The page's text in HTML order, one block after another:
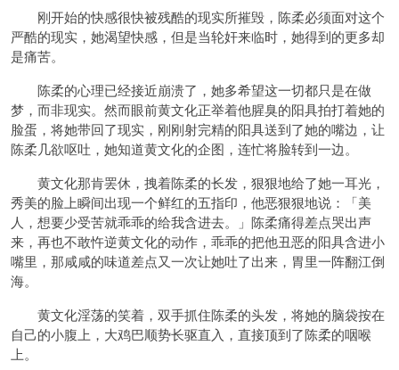
刚开始的快感很快被残酷的现实所摧毁，陈柔必须面对这个
严酷的现实，她渴望快感，但是当轮奸来临时，她得到的更多却
是痛苦。
陈柔的心理已经接近崩溃了，她多希望这一切都只是在做
梦，而非现实。然而眼前黄文化正举着他腥臭的阳具拍打着她的
脸蛋，将她带回了现实，刚刚射完精的阳具送到了她的嘴边，让
陈柔几欲呕吐，她知道黄文化的企图，连忙将脸转到一边。
黄文化那肯罢休，拽着陈柔的长发，狠狠地给了她一耳光，
秀美的脸上瞬间出现一个鲜红的五指印，他恶狠狠地说：「美
人，想要少受苦就乖乖的给我含进去。」陈柔痛得差点哭出声
来，再也不敢忤逆黄文化的动作，乖乖的把他丑恶的阳具含进小
嘴里，那咸咸的味道差点又一次让她吐了出来，胃里一阵翻江倒
海。
黄文化淫荡的笑着，双手抓住陈柔的头发，将她的脑袋按在
自己的小腹上，大鸡巴顺势长驱直入，直接顶到了陈柔的咽喉
上。